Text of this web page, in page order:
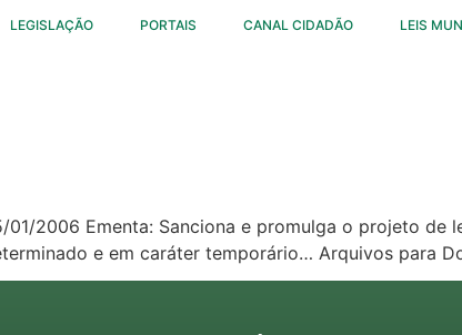
LEGISLAÇÃO PORTAIS CANAL CIDADÃO LEIS
2006 Ementa: Sanciona e promulga o projeto de
e em caráter temporário… Arquivos para